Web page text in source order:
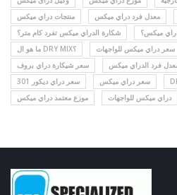
منتجات دراي ميكس
معدل فرد دراي ميكس
شكارة الدراي ميكس تفرد كام متر؟
ميكس؟
ما هو ال DRY MIX؟
سعر دراي ميكس للواجهات
سعر شيكارة دراي بروف
فرد الدراي ميكس
سعر دراي ديكور 301
سعر دراي ميكس
موزع معتمد دراي ميكس
دراي ميكس للواجهات